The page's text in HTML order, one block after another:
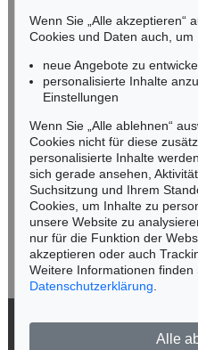
Mobil: +49 (0)171
Keine Auktion
Wir informieren
Jetzt zum
Wenn Sie „Alle akzeptieren“
Cookies und Daten auch, um
neue Angebote zu
personalisierte Inhalte
Einstellungen
Wenn Sie „Alle ablehnen“
Cookies nicht für diese
personalisierte Inhalte
sich gerade ansehen,
Suchsitzung und Ihrem
Cookies, um Inhalte zu
unsere Website zu
nur für die Funktion der
akzeptieren oder auch
Weitere Informationen finden
Datenschutzerklärung
Alle